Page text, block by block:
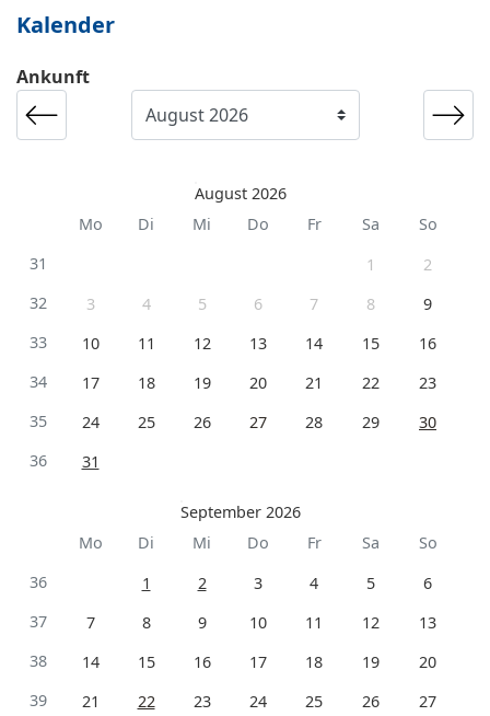
Kalender
Ankunft
August 2026
Mo
Di Mi Do Fr Sa
So
31
1
2
32
3 4 5 6 7 8
9
33
10 11 12 13 14 15
16
34
17 18 19 20 21 22
23
35
24 25 26 27 28 29
30
36
31
September 2026
Mo
Di Mi Do Fr Sa
So
36
1 2 3 4 5
6
37
7 8 9 10 11 12
13
38
14 15 16 17 18 19
20
39
21 22 23 24 25 26
27